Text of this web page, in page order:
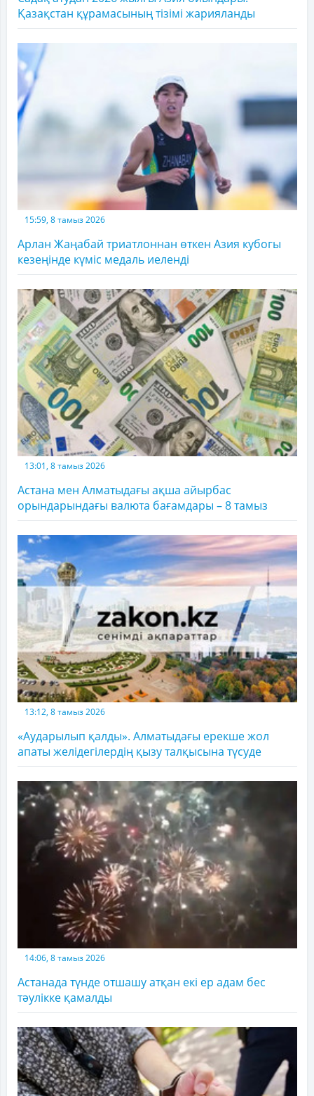
Қазақстан құрамасының тізімі жарияланды
15:59, 8 тамыз 2026
Арлан Жаңабай триатлоннан өткен Азия кубогы
кезеңінде күміс медаль иеленді
13:01, 8 тамыз 2026
Астана мен Алматыдағы ақша айырбас
орындарындағы валюта бағамдары – 8 тамыз
13:12, 8 тамыз 2026
«Аударылып қалды». Алматыдағы ерекше жол
апаты желідегілердің қызу талқысына түсуде
14:06, 8 тамыз 2026
Астанада түнде отшашу атқан екі ер адам бес
тәулікке қамалды